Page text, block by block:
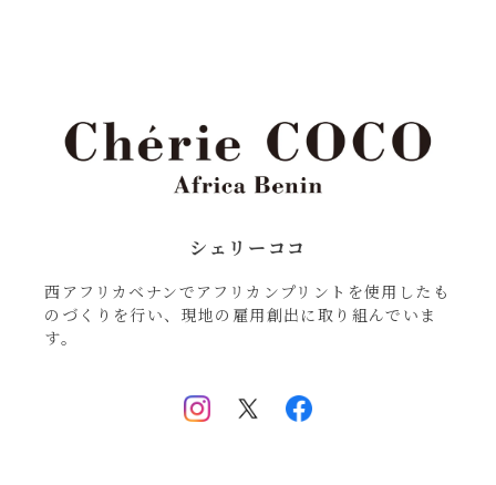
シェリーココ
西アフリカベナンでアフリカンプリントを使用したも
のづくりを行い、現地の雇用創出に取り組んでいま
す。